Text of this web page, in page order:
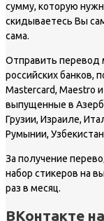
сумму, которую
скидываетесь Вы
сама.
Отправить перевод
российских банков,
Mastercard, Maestro
выпущенные в
Грузии, Израиле,
Румынии,
За получение
набор стикеров на
раз в месяц.
ВКонтакте